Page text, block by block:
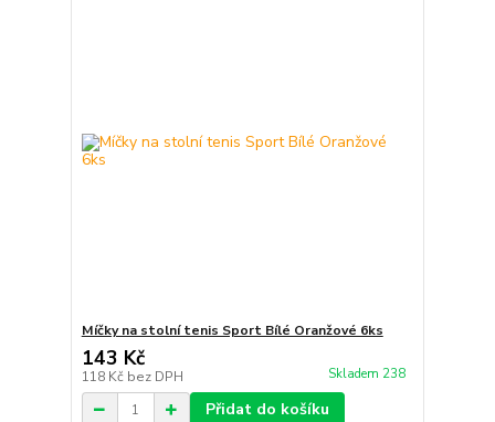
Míčky na stolní tenis Sport Bílé Oranžové 6ks
143 Kč
118 Kč bez DPH Skladem 238
Přidat do košíku